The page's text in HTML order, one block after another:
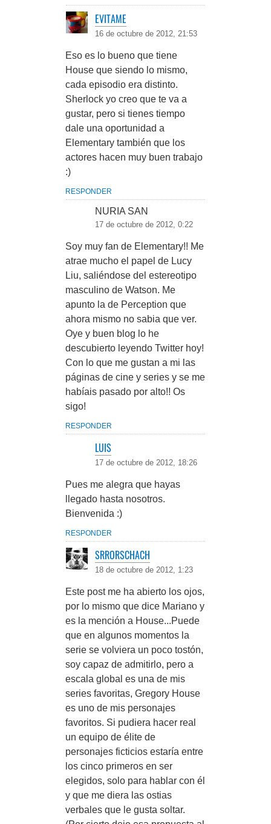
EVITAME
16 de octubre de 2012, 21:53
Eso es lo bueno que tiene
House que siendo lo mismo,
cada episodio era distinto.
Sherlock yo creo que te va a
gustar, pero si tienes tiempo
dale una oportunidad a
Elementary también que los
actores hacen muy buen trabajo
:)
RESPONDER
NURIA SAN
17 de octubre de 2012, 0:22
Soy muy fan de Elementary!! Me
atrae mucho el papel de Lucy
Liu, saliéndose del estereotipo
masculino de Watson. Me
apunto la de Perception que
ahora mismo no sabia que ver.
Oye y buen blog lo he
descubierto leyendo Twitter hoy!
Con lo que me gustan a mi las
páginas de cine y series y se me
habíais pasado por alto!! Os
sigo!
RESPONDER
LUIS
17 de octubre de 2012, 18:26
Pues me alegra que hayas
llegado hasta nosotros.
Bienvenida :)
RESPONDER
SRRORSCHACH
18 de octubre de 2012, 1:23
Este post me ha abierto los ojos,
por lo mismo que dice Mariano y
es la mención a House...Puede
que en algunos momentos la
serie se volviera un poco tostón,
soy capaz de admitirlo, pero a
escala global es una de mis
series favoritas, Gregory House
es uno de mis personajes
favoritos. Si pudiera hacer real
un equipo de élite de
personajes ficticios estaría entre
los cinco primeros en ser
elegidos, solo para hablar con él
y que me diera las ostias
verbales que le gusta soltar.